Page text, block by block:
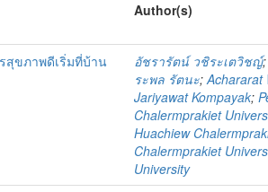
Author(s)
สุขภาพดีเริ่มที่บ้าน
อัชรารัตน์ วชิระเตวิชญ์;
ระพล รัตนะ;Achararat
Jariyawat Kompayak;
Chalermprakiet
Huachiew
Chalermprakiet
University